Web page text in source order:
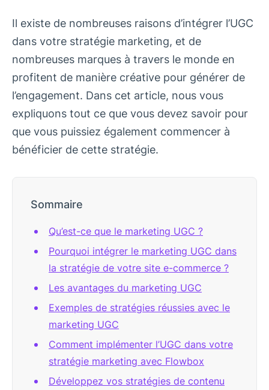
Il existe de nombreuses raisons d’intégrer l’UGC
dans votre stratégie marketing, et de
nombreuses marques à travers le monde en
profitent de manière créative pour générer de
l’engagement. Dans cet article, nous vous
expliquons tout ce que vous devez savoir pour
que vous puissiez également commencer à
bénéficier de cette stratégie.
Sommaire
Qu’est-ce que le marketing UGC ?
Pourquoi intégrer le marketing UGC dans
la stratégie de votre site e-commerce ?
Les avantages du marketing UGC
Exemples de stratégies réussies avec le
marketing UGC
Comment implémenter l’UGC dans votre
stratégie marketing avec Flowbox
Développez vos stratégies de contenu